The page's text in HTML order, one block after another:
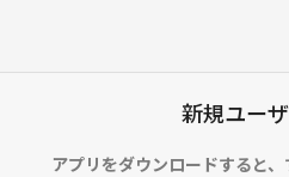
新規ユー
アプリをダウンロードすると、